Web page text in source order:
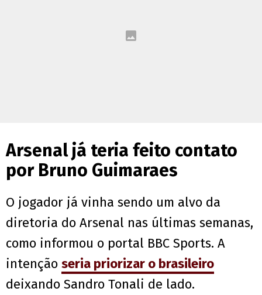
Arsenal já teria feito contato
por Bruno Guimaraes
O jogador já vinha sendo um alvo da
diretoria do Arsenal nas últimas semanas,
como informou o portal BBC Sports. A
intenção seria priorizar o brasileiro
deixando Sandro Tonali de lado.